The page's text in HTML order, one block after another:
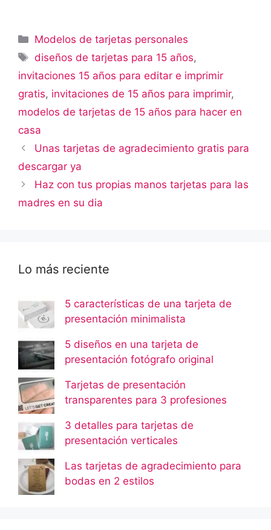
Categorías
Modelos de tarjetas personales
Etiquetas
diseños de tarjetas para 15 años,
invitaciones 15 años para editar e imprimir
gratis, invitaciones de 15 años para imprimir,
modelos de tarjetas de 15 años para hacer en
casa
Unas tarjetas de agradecimiento gratis para
descargar ya
Haz con tus propias manos tarjetas para las
madres en su dia
Lo más reciente
5 características de una tarjeta de
presentación minimalista
5 diseños en una tarjeta de
presentación fotógrafo original
Tarjetas de presentación
transparentes para 3 profesiones
3 detalles para tarjetas de
presentación verticales
Las tarjetas de agradecimiento para
bodas en 2 estilos